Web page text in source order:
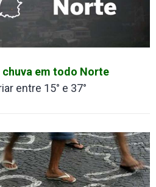
em todo Norte
entre 15° e 37°